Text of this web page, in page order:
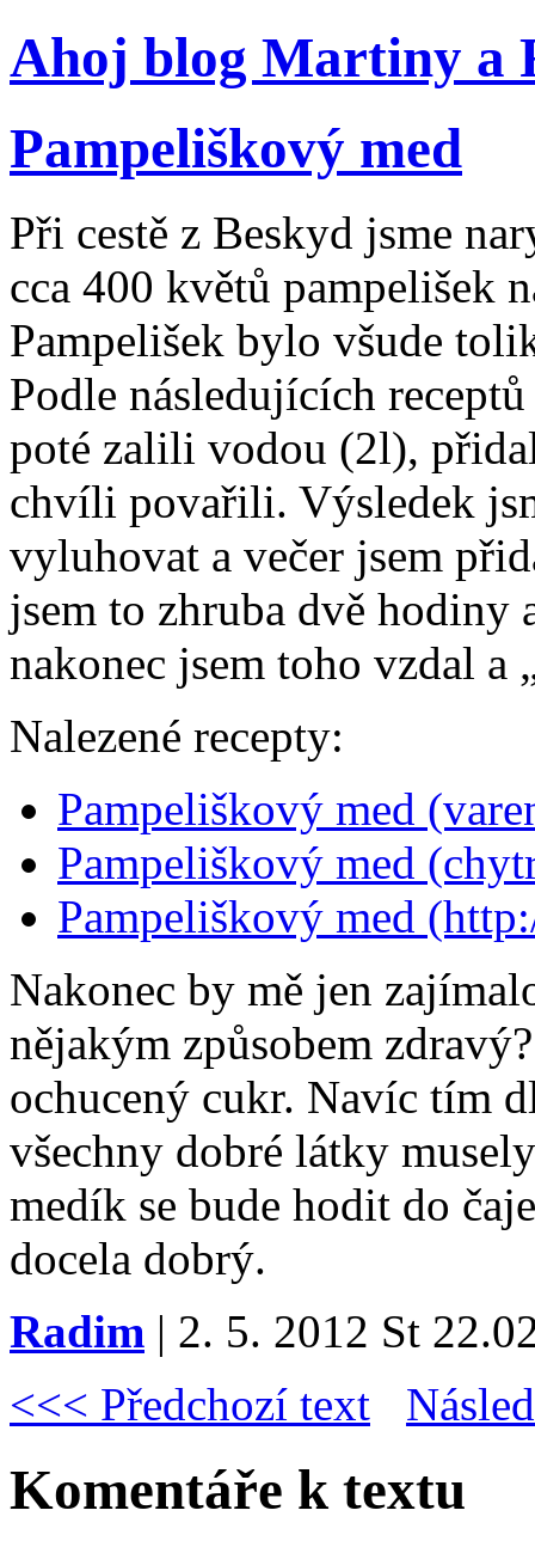
Ahoj blog Martiny a
Pampeliškový med
Při cestě z Beskyd jsme
cca 400 květů pampelišek
Pampelišek bylo všude
Podle následujících
poté zalili vodou (2l),
chvíli povařili. Výsledek
vyluhovat a večer jsem
jsem to zhruba dvě hodiny
nakonec jsem toho vzdal a
Nalezené recepty:
Pampeliškový med
Pampeliškový med
Pampeliškový med
Nakonec by mě jen
nějakým způsobem
ochucený cukr. Navíc tím
všechny dobré látky
medík se bude hodit do
docela dobrý.
Radim | 2. 5. 2012 St
<<< Předchozí text
Komentáře k textu